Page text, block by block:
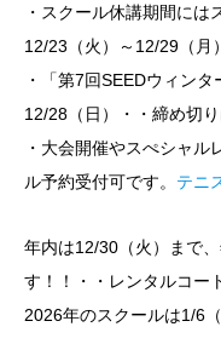
・スクール休講期間には
12/23（火）～12/29（月
・「第7回SEEDウィン
12/28（日）・・締め切り
・大会開催やスぺシャル
ル予約受付可です。 テニ
年内は12/30（火）まで
す！！・・レンタルコー
2026年のスクールは1/6